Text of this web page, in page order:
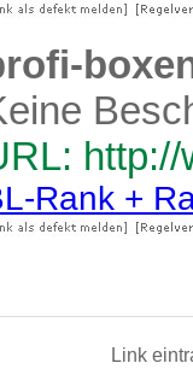
Rank +
Link